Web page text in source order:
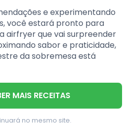
e experimentando
você estará pronto para
airfryer que vai surpreender
sabor e praticidade,
da sobremesa está
MAIS RECEITAS
no mesmo site.